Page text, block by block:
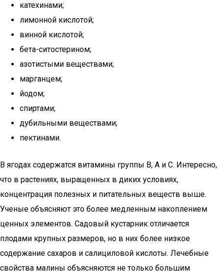
катехинами;
лимонной кислотой;
винной кислотой;
бета-ситостерином;
азотистыми веществами;
марганцем;
йодом;
спиртами;
дубильными веществами;
пектинами.
В ягодах содержатся витамины группы В, А и С. Интересно,
что в растениях, выращенных в диких условиях,
концентрация полезных и питательных веществ выше.
Ученые объясняют это более медленным накоплением
ценных элементов. Садовый кустарник отличается
плодами крупных размеров, но в них более низкое
содержание сахаров и салициловой кислоты. Лечебные
свойства малины объясняются не только большим